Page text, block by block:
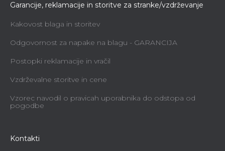
Garancije, reklamacije in storitve za stranke/vzdrževanje
Kakovost blaga in storitev
Odgovornost za napake na blagu - GARANCIJA
Postopki reklamacije in vračil
Vzdrževalne storitve in cene
Vzorec navodil o pravicah uporabnika do odstopa od
pogodbe
Kontakti